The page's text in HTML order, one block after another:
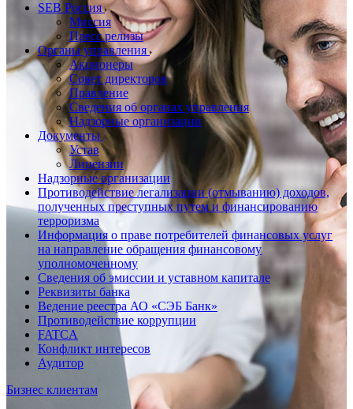
SEB Россия
Миссия
Пресс релизы
Органы управления
Акционеры
Совет директоров
Правление
Сведения об органах управления
Надзорные организации
Документы
Устав
Лицензии
Надзорные организации
Противодействие легализации (отмыванию) доходов,
полученных преступных путем и финансированию
терроризма
Информация о праве потребителей финансовых услуг
на направление обращения финансовому
уполномоченному
Сведения об эмиссии и уставном капитале
Реквизиты банка
Ведение реестра АО «СЭБ Банк»
Противодействие коррупции
FATCA
Конфликт интересов
Аудитор
Бизнес клиентам